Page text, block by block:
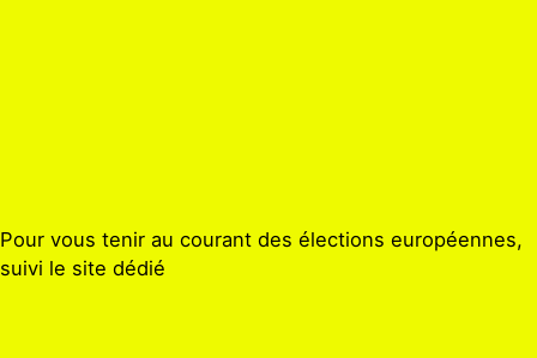
Pour vous tenir au courant des élections européennes,
suivi le site dédié